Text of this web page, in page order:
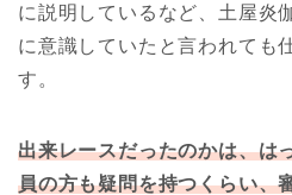
に説明しているなど、土屋炎
に意識していたと言われても
す。
出来レースだったのかは、は
員の方も疑問を持つくらい、